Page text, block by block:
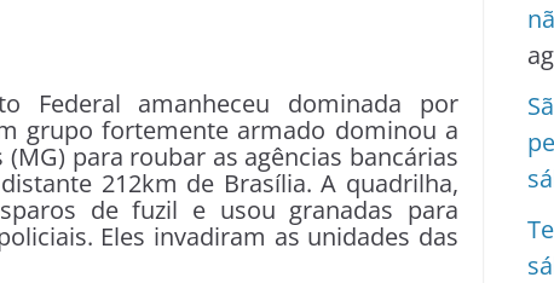
Federal amanheceu dominada por
grupo fortemente armado dominou a
para roubar as agências bancárias
212km de Brasília. A quadrilha,
de fuzil e usou granadas para
Eles invadiram as unidades das